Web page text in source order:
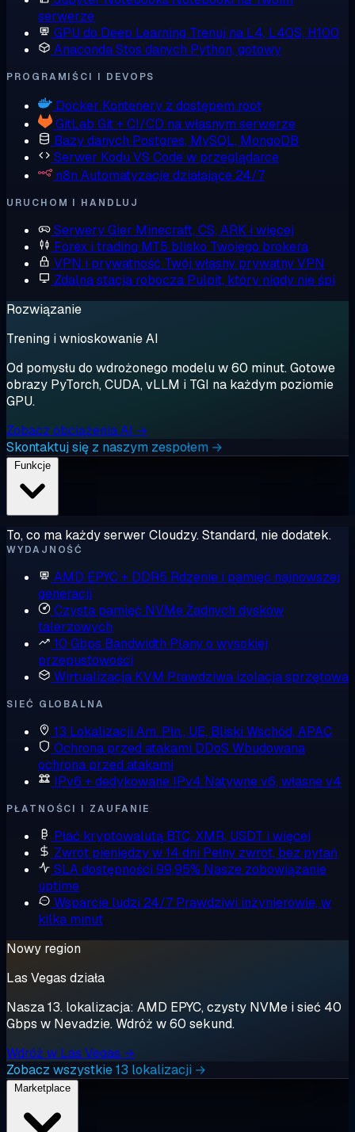
serwerze
GPU do Deep Learning Trenuj na L4, L40S, H100
AnacondaStos danych Python, gotowy
PROGRAMIŚCI I DEVOPS
Docker Kontenery z dostępem root
GitLab Git + CI/CD na własnym serwerze
Bazy danych Postgres, MySQL, MongoDB
Serwer Kodu VS Code w przeglądarce
n8n Automatyzacje działające 24/7
URUCHOM I HANDLUJ
Serwery Gier Minecraft, CS, ARK i więcej
Forex i trading MT5 blisko Twojego brokera
VPN i prywatność Twój własny prywatny VPN
Zdalna stacja robocza Pulpit, który nigdy nie śpi
Rozwiązanie
Trening i wnioskowanie AI
Od pomysłu do wdrożonego modelu w 60 minut. Gotowe
obrazy PyTorch, CUDA, vLLM i TGI na każdym poziomie
GPU.
Zobacz obciążenia AI →
Skontaktuj się z naszym zespołem →
To, co ma każdy serwer Cloudzy. Standard, nie dodatek.
WYDAJNOŚĆ
AMD EPYC + DDR5 Rdzenie i pamięć najnowszej
generacji
Czysta pamięć NVMeŻadnych dysków
talerzowych
10 Gbps Bandwidth Plany o wysokiej
przepustowości
Wirtualizacja KVM Prawdziwa izolacja sprzętowa
SIEĆ GLOBALNA
13 Lokalizacji Am. Płn., UE, Bliski Wschód, APAC
Ochrona przed atakami DDoS Wbudowana
ochrona przed atakami
IPv6 + dedykowane IPv4 Natywne v6, własne v4
PŁATNOŚCI I ZAUFANIE
Płać kryptowalutą BTC, XMR, USDT i więcej
Zwrot pieniędzy w 14 dni Pełny zwrot, bez pytań
SLA dostępności 99,95% Nasze zobowiązanie
uptime
Wsparcie ludzi 24/7 Prawdziwi inżynierowie, w
kilka minut
Nowy region
Las Vegas działa
Nasza 13. lokalizacja: AMD EPYC, czysty NVMe i sieć 40
Gbps w Nevadzie. Wdróż w 60 sekund.
Wdróż w Las Vegas →
Zobacz wszystkie 13 lokalizacji →